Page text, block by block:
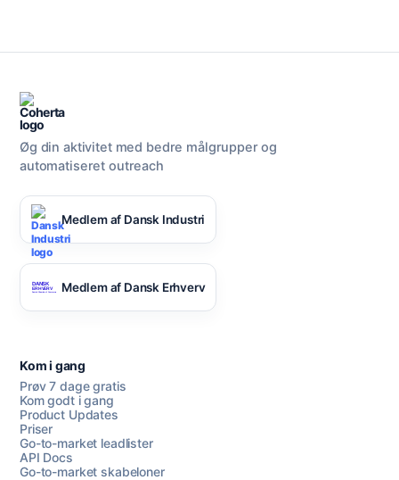
Øg din aktivitet med bedre målgrupper og
automatiseret outreach
Medlem af Dansk Industri
Medlem af Dansk Erhverv
Kom i gang
Prøv 7 dage gratis
Kom godt i gang
Product Updates
Priser
Go-to-market leadlister
API Docs
Go-to-market skabeloner